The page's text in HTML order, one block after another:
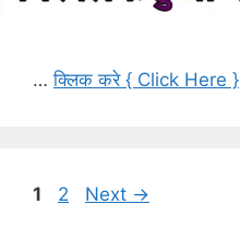
…क्लिक करे { Click Here }
Page
1 Page
2 Next →